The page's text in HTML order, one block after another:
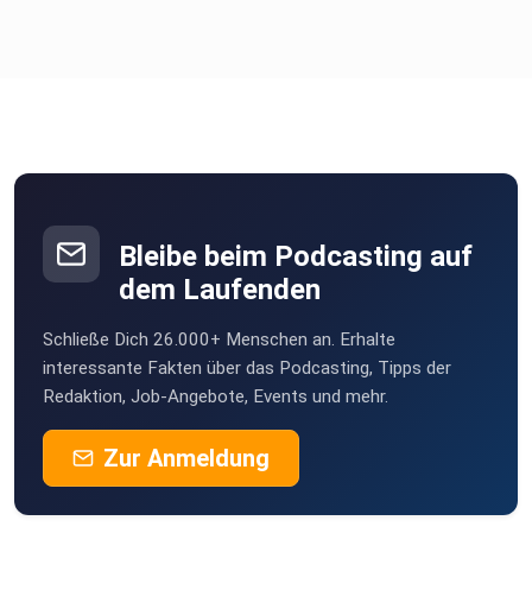
Bleibe beim Podcasting auf
dem Laufenden
Schließe Dich 26.000+ Menschen an. Erhalte
interessante Fakten über das Podcasting, Tipps der
Redaktion, Job-Angebote, Events und mehr.
Zur Anmeldung